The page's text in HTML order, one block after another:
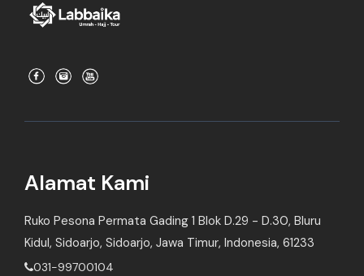
Alamat Kami
Ruko Pesona Permata Gading 1 Blok D.29 - D.30, Bluru
Kidul, Sidoarjo, Sidoarjo, Jawa Timur, Indonesia, 61233
031-99700104